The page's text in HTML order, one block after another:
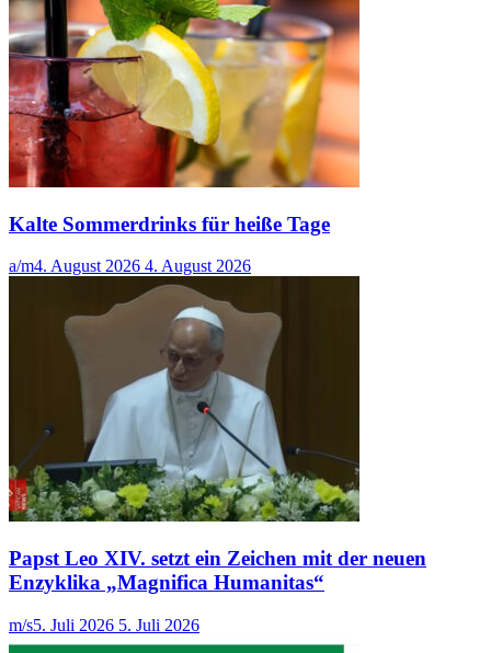
Kalte Sommerdrinks für heiße Tage
a/m4. August 2026 4. August 2026
Papst Leo XIV. setzt ein Zeichen mit der neuen
Enzyklika „Magnifica Humanitas“
m/s5. Juli 2026 5. Juli 2026